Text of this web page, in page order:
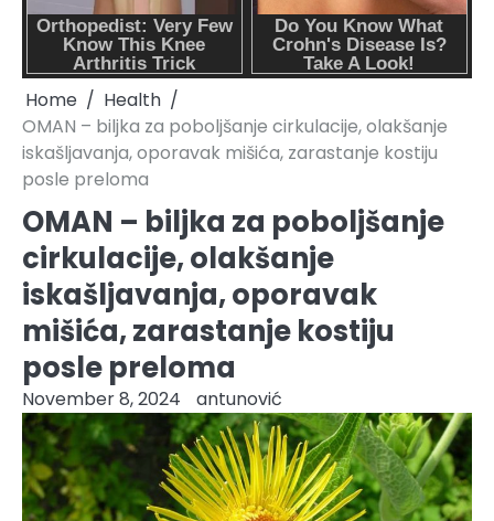
Home
Health
OMAN – biljka za poboljšanje cirkulacije, olakšanje
iskašljavanja, oporavak mišića, zarastanje kostiju
posle preloma
OMAN – biljka za poboljšanje
cirkulacije, olakšanje
iskašljavanja, oporavak
mišića, zarastanje kostiju
posle preloma
November 8, 2024 antunović